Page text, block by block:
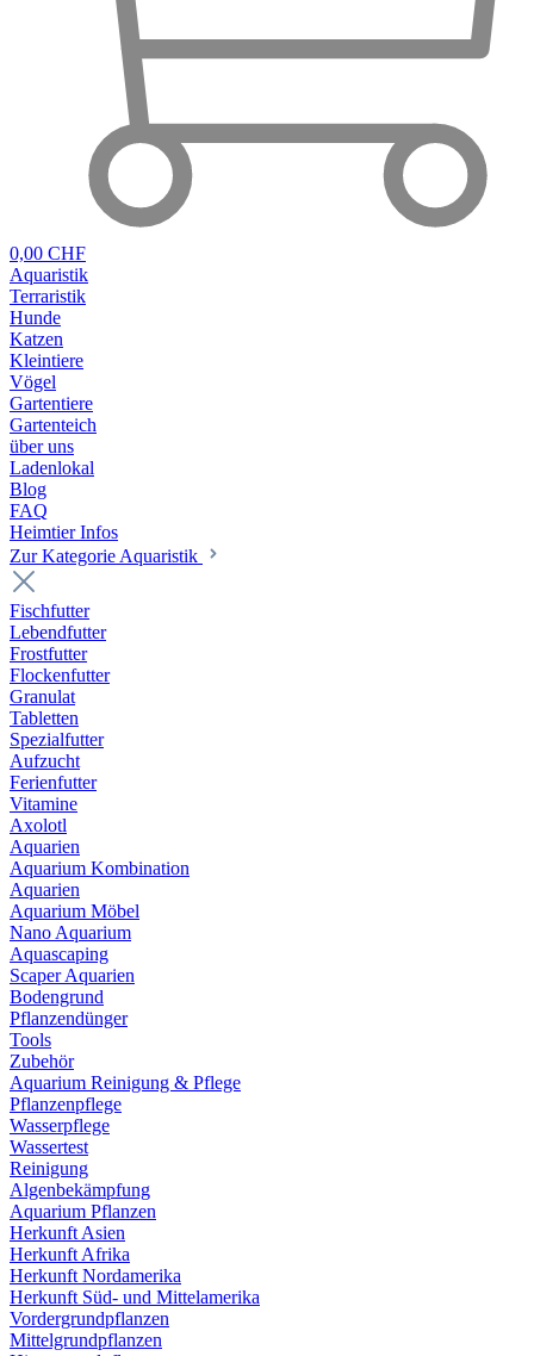
0,00 CHF
Aquaristik
Terraristik
Hunde
Katzen
Kleintiere
Vögel
Gartentiere
Gartenteich
über uns
Ladenlokal
Blog
FAQ
Heimtier Infos
Zur Kategorie Aquaristik
Fischfutter
Lebendfutter
Frostfutter
Flockenfutter
Granulat
Tabletten
Spezialfutter
Aufzucht
Ferienfutter
Vitamine
Axolotl
Aquarien
Aquarium Kombination
Aquarien
Aquarium Möbel
Nano Aquarium
Aquascaping
Scaper Aquarien
Bodengrund
Pflanzendünger
Tools
Zubehör
Aquarium Reinigung & Pflege
Pflanzenpflege
Wasserpflege
Wassertest
Reinigung
Algenbekämpfung
Aquarium Pflanzen
Herkunft Asien
Herkunft Afrika
Herkunft Nordamerika
Herkunft Süd- und Mittelamerika
Vordergrundpflanzen
Mittelgrundpflanzen